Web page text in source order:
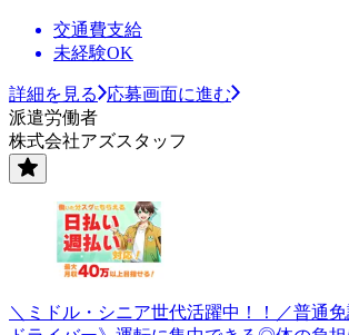
交通費支給
未経験OK
詳細を見る
応募画面に進む
派遣労働者
株式会社アズスタッフ
＼ミドル・シニア世代活躍中！！／普通